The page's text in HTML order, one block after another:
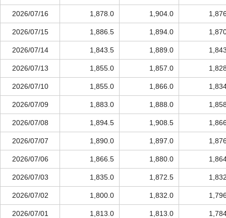
2026/07/16 1,878.0 1,904.0
2026/07/15 1,886.5 1,894.0
2026/07/14 1,843.5 1,889.0
2026/07/13 1,855.0 1,857.0
2026/07/10 1,855.0 1,866.0
2026/07/09 1,883.0 1,888.0
2026/07/08 1,894.5 1,908.5
2026/07/07 1,890.0 1,897.0
2026/07/06 1,866.5 1,880.0
2026/07/03 1,835.0 1,872.5
2026/07/02 1,800.0 1,832.0
2026/07/01 1,813.0 1,813.0